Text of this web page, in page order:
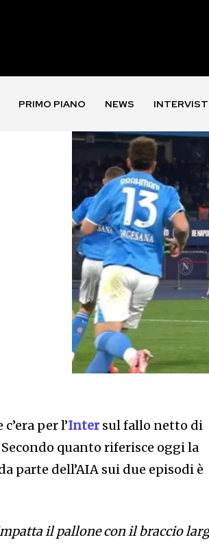
PRIMO PIANO NEWS
per l’Inter sul fallo netto di
quanto riferisce oggi la
parte dell’AIA sui due episodi è
il pallone con il braccio